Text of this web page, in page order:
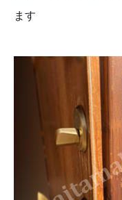
ます